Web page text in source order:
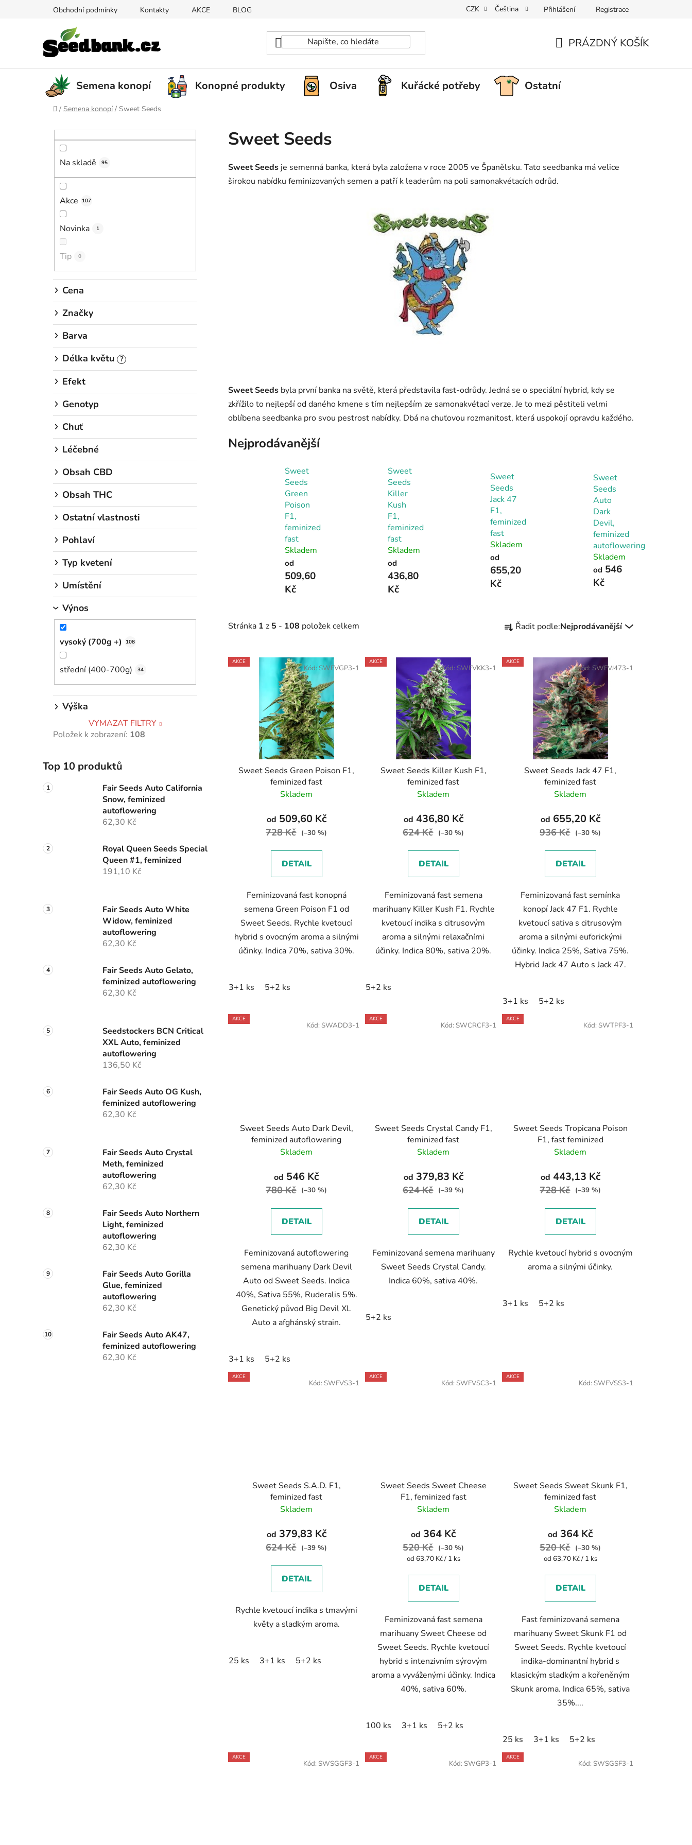
Obchodní podmínky Kontakty AKCE BLOG CZK Čeština Přihlášení Registrace
KOŠÍK
PRÁZDNÝ KOŠÍK
Semena konopí Konopné produkty Osiva Kuřácké potřeby Ostatní
Domů
/ Semena konopí / Sweet Seeds
Na skladě 95
Akce 107
Novinka 1
Tip 0
Cena
Značky
Barva
Délka květu ?
Efekt
Genotyp
Chuť
Léčebné
Obsah CBD
Obsah THC
Ostatní vlastnosti
Pohlaví
Typ kvetení
Umístění
Výnos
vysoký (700g +) 108
střední (400-700g) 34
Výška
VYMAZAT FILTRY
Položek k zobrazení: 108
Top 10 produktů
Fair Seeds Auto California
Snow, feminized
autoflowering
62,30 Kč
Royal Queen Seeds Special
Queen #1, feminized
191,10 Kč
Fair Seeds Auto White
Widow, feminized
autoflowering
62,30 Kč
Fair Seeds Auto Gelato,
feminized autoflowering
62,30 Kč
Seedstockers BCN Critical
XXL Auto, feminized
autoflowering
136,50 Kč
Fair Seeds Auto OG Kush,
feminized autoflowering
62,30 Kč
Fair Seeds Auto Crystal
Meth, feminized
autoflowering
62,30 Kč
Fair Seeds Auto Northern
Light, feminized
autoflowering
62,30 Kč
Fair Seeds Auto Gorilla
Glue, feminized
autoflowering
62,30 Kč
Fair Seeds Auto AK47,
feminized autoflowering
62,30 Kč
Sweet Seeds
Sweet Seeds je semenná banka, která byla založena v roce 2005 ve Španělsku. Tato seedbanka má velice
širokou nabídku feminizovaných semen a patří k leaderům na poli samonakvétacích odrůd.
Sweet Seeds byla první banka na světě, která představila fast-odrůdy. Jedná se o speciální hybrid, kdy se
zkřížilo to nejlepší od daného kmene s tím nejlepším ze samonakvétací verze. Je to mezi pěstiteli velmi
oblíbena seedbanka pro svou pestrost nabídky. Dbá na chuťovou rozmanitost, která uspokojí opravdu každého.
Nejprodávanější
Sweet
Seeds
Green
Poison
F1,
feminized
fast
Skladem
od
509,60
Kč
Sweet
Seeds
Killer
Kush
F1,
feminized
fast
Skladem
od
436,80
Kč
Sweet
Seeds
Jack 47
F1,
feminized
fast
Skladem
od
655,20
Kč
Sweet
Seeds
Auto
Dark
Devil,
feminized
autoflowering
Skladem
od546
Kč
Stránka 1 z 5 - 108 položek celkem
a
e
n
Řadit podle:Nejprodávanější
V
ý
AKCE
Sweet Seeds Green Poison F1,
feminized fast
Skladem
od 509,60 Kč
728 Kč (–30 %)
DETAIL
Feminizovaná fast konopná
semena Green Poison F1 od
Sweet Seeds. Rychle kvetoucí
hybrid s ovocným aroma a silnými
účinky. Indica 70%, sativa 30%.
3+1 ks 5+2 ks
Kód: SWFVGP3-1
AKCE
Sweet Seeds Killer Kush F1,
feminized fast
Skladem
od 436,80 Kč
624 Kč (–30 %)
DETAIL
Feminizovaná fast semena
marihuany Killer Kush F1. Rychle
kvetoucí indika s citrusovým
aroma a silnými relaxačními
účinky. Indica 80%, sativa 20%.
5+2 ks
Kód: SWFVKK3-1
AKCE
Sweet Seeds Jack 47 F1,
feminized fast
Skladem
od 655,20 Kč
936 Kč (–30 %)
DETAIL
Feminizovaná fast semínka
konopí Jack 47 F1. Rychle
kvetoucí sativa s citrusovým
aroma a silnými euforickými
účinky. Indica 25%, Sativa 75%.
Hybrid Jack 47 Auto s Jack 47.
3+1 ks 5+2 ks
Kód: SWFVJ473-1
AKCE
Sweet Seeds Auto Dark Devil,
feminized autoflowering
Skladem
od 546 Kč
780 Kč (–30 %)
DETAIL
Feminizovaná autoflowering
semena marihuany Dark Devil
Auto od Sweet Seeds. Indica
40%, Sativa 55%, Ruderalis 5%.
Genetický původ Big Devil XL
Auto a afghánský strain.
3+1 ks 5+2 ks
Kód: SWADD3-1
AKCE
Sweet Seeds Crystal Candy F1,
feminized fast
Skladem
od 379,83 Kč
624 Kč (–39 %)
DETAIL
Feminizovaná semena marihuany
Sweet Seeds Crystal Candy.
Indica 60%, sativa 40%.
5+2 ks
Kód: SWCRCF3-1
AKCE
Sweet Seeds Tropicana Poison
F1, fast feminized
Skladem
od 443,13 Kč
728 Kč (–39 %)
DETAIL
Rychle kvetoucí hybrid s ovocným
aroma a silnými účinky.
3+1 ks 5+2 ks
Kód: SWTPF3-1
AKCE
Sweet Seeds S.A.D. F1,
feminized fast
Skladem
od 379,83 Kč
624 Kč (–39 %)
DETAIL
Rychle kvetoucí indika s tmavými
květy a sladkým aroma.
25 ks 3+1 ks 5+2 ks
Kód: SWFVS3-1
AKCE
Sweet Seeds Sweet Cheese
F1, feminized fast
Skladem
od 364 Kč
520 Kč (–30 %)
Měrná
od 63,70 Kč / 1 ks
DETAIL
Feminizovaná fast semena
marihuany Sweet Cheese od
Sweet Seeds. Rychle kvetoucí
hybrid s intenzivním sýrovým
aroma a vyváženými účinky. Indica
40%, sativa 60%.
100 ks 3+1 ks 5+2 ks
Kód: SWFVSC3-1
AKCE
Sweet Seeds Sweet Skunk F1,
feminized fast
Skladem
od 364 Kč
520 Kč (–30 %)
Měrná
od 63,70 Kč / 1 ks
DETAIL
Fast feminizovaná semena
marihuany Sweet Skunk F1 od
Sweet Seeds. Rychle kvetoucí
indika-dominantní hybrid s
klasickým sladkým a kořeněným
Skunk aroma. Indica 65%, sativa
35%....
25 ks 3+1 ks 5+2 ks
Kód: SWFVSS3-1
AKCE
Kód: SWSGGF3-1
AKCE
Kód: SWGP3-1
AKCE
Kód: SWSGSF3-1